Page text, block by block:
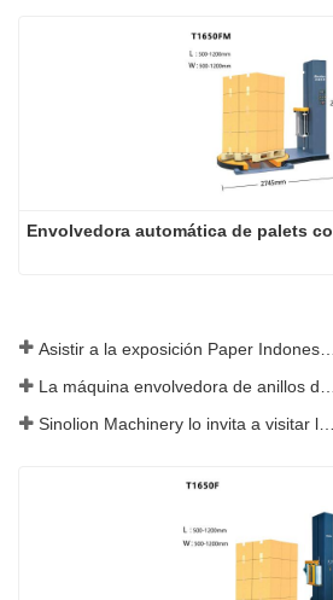
Envolvedora automática de palets
Sinolion Machinery lo invita a visitar la exposición [ProPak(China)